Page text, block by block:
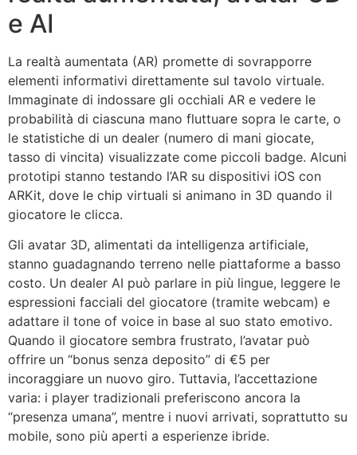
e AI
La realtà aumentata (AR) promette di sovrapporre
elementi informativi direttamente sul tavolo virtuale.
Immaginate di indossare gli occhiali AR e vedere le
probabilità di ciascuna mano fluttuare sopra le carte, o
le statistiche di un dealer (numero di mani giocate,
tasso di vincita) visualizzate come piccoli badge. Alcuni
prototipi stanno testando l’AR su dispositivi iOS con
ARKit, dove le chip virtuali si animano in 3D quando il
giocatore le clicca.
Gli avatar 3D, alimentati da intelligenza artificiale,
stanno guadagnando terreno nelle piattaforme a basso
costo. Un dealer AI può parlare in più lingue, leggere le
espressioni facciali del giocatore (tramite webcam) e
adattare il tone of voice in base al suo stato emotivo.
Quando il giocatore sembra frustrato, l’avatar può
offrire un “bonus senza deposito” di €5 per
incoraggiare un nuovo giro. Tuttavia, l’accettazione
varia: i player tradizionali preferiscono ancora la
“presenza umana”, mentre i nuovi arrivati, soprattutto su
mobile, sono più aperti a esperienze ibride.